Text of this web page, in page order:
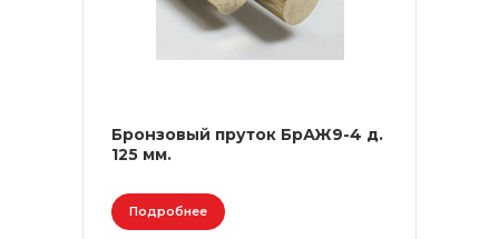
Бронзовый пруток БрАЖ9-4 д.
125 мм.
Подробнее